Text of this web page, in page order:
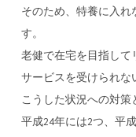
そのため、特養に入
す。
老健で在宅を目指して
サービスを受けられな
こうした状況への対策
平成24年には2つ、平